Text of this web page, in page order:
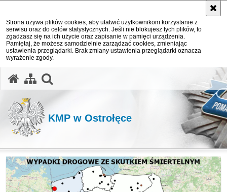
Strona używa plików cookies, aby ułatwić użytkownikom korzystanie z
serwisu oraz do celów statystycznych. Jeśli nie blokujesz tych plików, to
zgadzasz się na ich użycie oraz zapisanie w pamięci urządzenia.
Pamiętaj, że możesz samodzielnie zarządzać cookies, zmieniając
ustawienia przeglądarki. Brak zmiany ustawienia przeglądarki oznacza
wyrażenie zgody.
KMP w Ostrołęce
Ważne informacje